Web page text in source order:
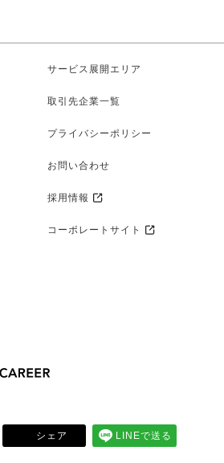
サービス展開エリア
取引先企業一覧
プライバシーポリシー
お問い合わせ
採用情報
コーポレートサイト
シェア LINEで送る